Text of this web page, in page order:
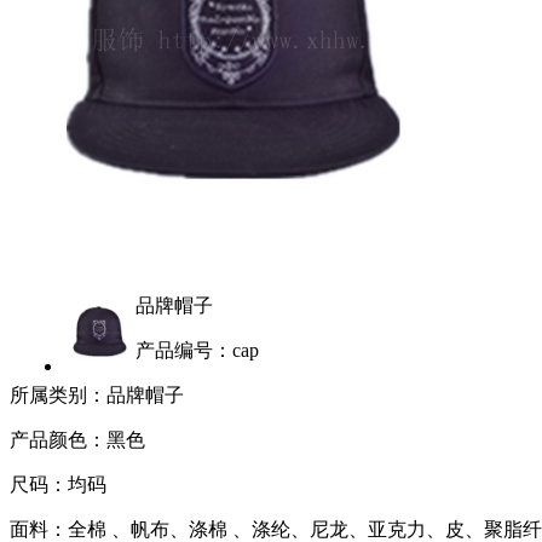
品牌帽子
产品编号：cap
所属类别：品牌帽子
产品颜色：黑色
尺码：均码
面料：全棉 、帆布、涤棉 、涤纶、尼龙、亚克力、皮、聚脂